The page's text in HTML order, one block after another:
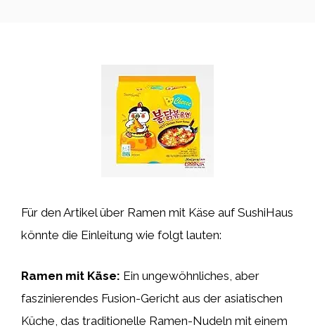
Für den Artikel über Ramen mit Käse auf SushiHaus
könnte die Einleitung wie folgt lauten:
Ramen mit Käse: Ein ungewöhnliches, aber
faszinierendes Fusion-Gericht aus der asiatischen
Küche, das traditionelle Ramen-Nudeln mit einem